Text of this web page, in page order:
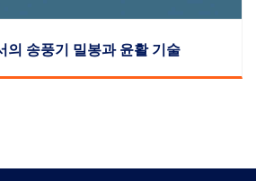
의 송풍기 밀봉과 윤활 기술